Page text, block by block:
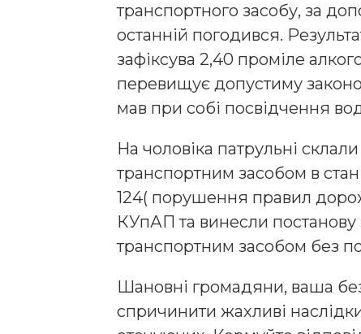
транспортного засобу, за
останній погодився.
зафіксува 2,40 проміле
перевищує допустиму
мав при собі посвідчення
На чоловіка патрульні
транспортним засобом в
124( порушення правил
КУпАП та винесли постанову
транспортним засобом без
Шановні громадяни, ваша
спричинити жахливі